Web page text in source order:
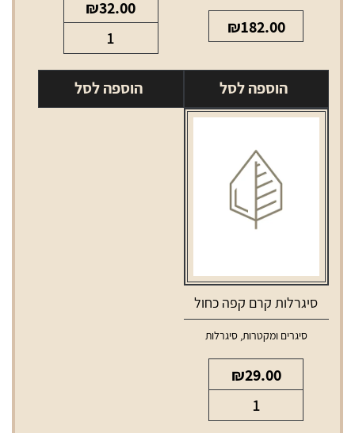
₪182.00
הוספה לסל
₪32.00
של
סיגרלות
נאוס
הוספה לסל
סיגרלות קרם קפה כחול
סיגרים ומקטרות,סיגרלות
₪29.00
של